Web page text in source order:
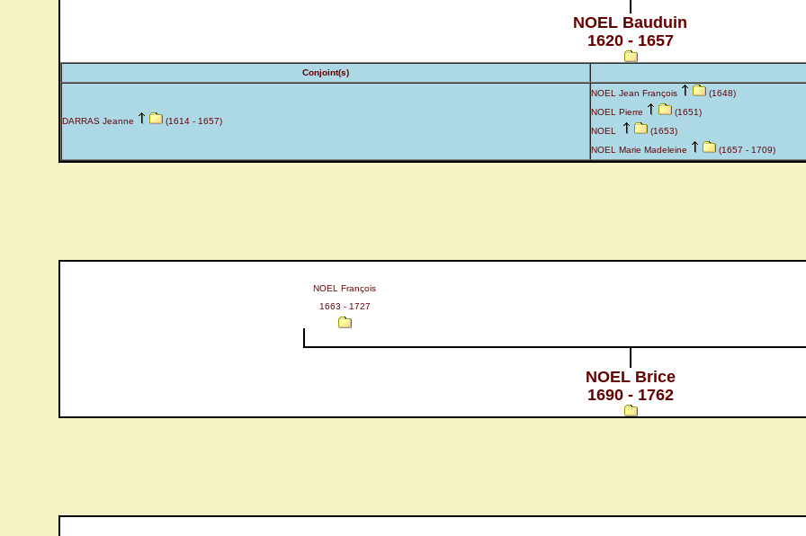
NOEL Bauduin
1620 - 1657
Conjoint(s)
DARRAS Jeanne (1614 - 1657)
NOEL Jean François
(1648)
NOEL Pierre
(1651)
NOEL
(1653)
NOEL Marie Madeleine
(1657 - 1709)
NOEL François
1663 - 1727
NOEL Brice
1690 - 1762